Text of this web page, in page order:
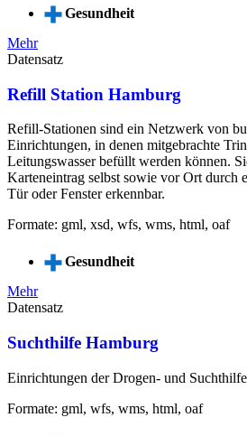
Gesundheit
Mehr
Datensatz
Refill Station Hamburg
Refill-Stationen sind ein Netzwerk von
Einrichtungen, in denen mitgebrachte
Leitungswasser befüllt werden können.
Karteneintrag selbst sowie vor Ort durch
Tür oder Fenster erkennbar.
Formate: gml, xsd, wfs, wms, html, oaf
Gesundheit
Mehr
Datensatz
Suchthilfe Hamburg
Einrichtungen der Drogen- und Suchthilfe
Formate: gml, wfs, wms, html, oaf